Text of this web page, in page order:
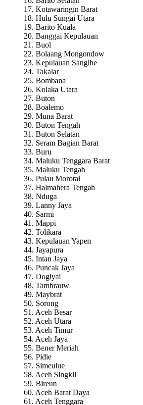
17. Kotawaringin Barat
18. Hulu Sungai Utara
19. Barito Kuala
20. Banggai Kepulauan
21. Buol
22. Bolaang Mongondow
23. Kepulauan Sangihe
24. Takalar
25. Bombana
26. Kolaka Utara
27. Buton
28. Boalemo
29. Muna Barat
30. Buton Tengah
31. Buton Selatan
32. Seram Bagian Barat
33. Buru
34. Maluku Tenggara Barat
35. Maluku Tengah
36. Pulau Morotai
37. Halmahera Tengah
38. Nduga
39. Lanny Jaya
40. Sarmi
41. Mappi
42. Tolikara
43. Kepulauan Yapen
44. Jayapura
45. Intan Jaya
46. Puncak Jaya
47. Dogiyai
48. Tambrauw
49. Maybrat
50. Sorong
51. Aceh Besar
52. Aceh Utara
53. Aceh Timur
54. Aceh Jaya
55. Bener Meriah
56. Pidie
57. Simeulue
58. Aceh Singkil
59. Bireun
60. Aceh Barat Daya
61. Aceh Tenggara